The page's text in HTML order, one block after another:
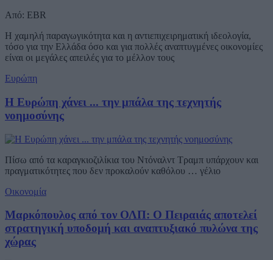
Από: EBR
Η χαμηλή παραγωγικότητα και η αντιεπιχειρηματική ιδεολογία,
τόσο για την Ελλάδα όσο και για πολλές αναπτυγμένες οικονομίες
είναι οι μεγάλες απειλές για το μέλλον τους
Ευρώπη
Η Ευρώπη χάνει ... την μπάλα της τεχνητής
νοημοσύνης
Πίσω από τα καραγκιοζιλίκια του Ντόναλντ Τραμπ υπάρχουν και
πραγματικότητες που δεν προκαλούν καθόλου … γέλιο
Οικονομία
Μαρκόπουλος από τον ΟΛΠ: Ο Πειραιάς αποτελεί
στρατηγική υποδομή και αναπτυξιακό πυλώνα της
χώρας